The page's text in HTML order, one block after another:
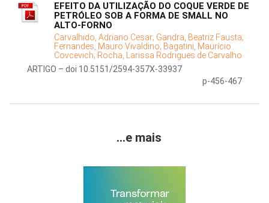
EFEITO DA UTILIZAÇÃO DO COQUE VERDE DE
PETRÓLEO SOB A FORMA DE SMALL NO
ALTO-FORNO
Carvalhido, Adriano Cesar; Gandra, Beatriz Fausta;
Fernandes, Mauro Vivaldino; Bagatini, Maurício
Covcevich; Rocha, Larissa Rodrigues de Carvalho
ARTIGO – doi 10.5151/2594-357X-33937
p-456-467
...e mais